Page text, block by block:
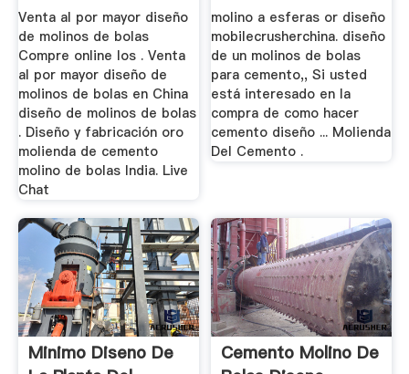
Venta al por mayor diseño
de molinos de bolas
Compre online los . Venta
al por mayor diseño de
molinos de bolas en China
diseño de molinos de bolas
. Diseño y fabricación oro
molienda de cemento
molino de bolas India. Live
Chat
molino a esferas or diseño
mobilecrusherchina. diseño
de un molinos de bolas
para cemento,, Si usted
está interesado en la
compra de como hacer
cemento diseño ... Molienda
Del Cemento .
Minimo Diseno De
Cemento Molino De